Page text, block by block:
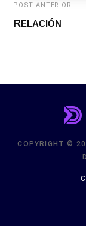
POST ANTERIOR
RELACIÓN
COPYRIGHT ©